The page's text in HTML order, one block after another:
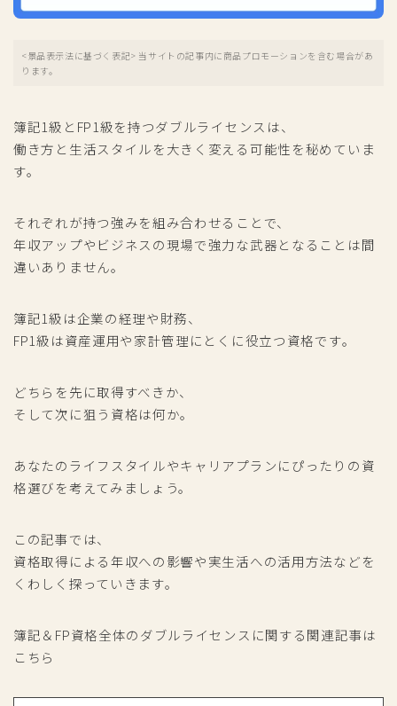
<景品表示法に基づく表記> 当サイトの記事内に商品プロモーションを含む場合があ
ります。
簿記1級とFP1級を持つダブルライセンスは、
働き方と生活スタイルを大きく変える可能性を秘めていま
す。
それぞれが持つ強みを組み合わせることで、
年収アップやビジネスの現場で強力な武器となることは間
違いありません。
簿記1級は企業の経理や財務、
FP1級は資産運用や家計管理にとくに役立つ資格です。
どちらを先に取得すべきか、
そして次に狙う資格は何か。
あなたのライフスタイルやキャリアプランにぴったりの資
格選びを考えてみましょう。
この記事では、
資格取得による年収への影響や実生活への活用方法などを
くわしく探っていきます。
簿記＆FP資格全体のダブルライセンスに関する関連記事は
こちら